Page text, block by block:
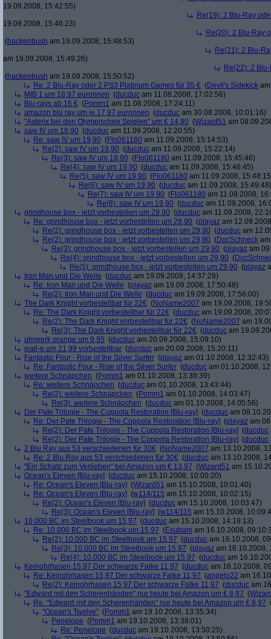
19.09.2008, 15:42:55)
Re(19): 2 Blu-Ray
19.09.2008, 15:46:23)
Re(20): 2 Blu-Ray
(hackenbush am 19.09.2008, 15:48:53)
Re(21): 2 Blu-
am 19.09.2008, 15:49:26)
Re(22): 2
(hackenbush am 19.09.2008, 15:50:52)
Re: 2 Blu-Ray oder 2 PS3 Platinum Games für 35 € (Devil's Sidekick
MIB 1 um 18,97 euronnen (ducduc am 11.08.2008, 17:02:56)
Blu-rays ab 16 € (Pomm1 am 11.08.2008, 17:24:11)
amazon blu ray um je 17,97 euronnen (ducduc am 30.08.2008, 10:01:16)
"Asterix bei den Olympischen Spielen" um € 14,90 (Wizard51 am
saw IV um 19,90 (ducduc am 11.09.2008, 12:20:55)
Re: saw IV um 19,90 (Flo061180 am 11.09.2008, 15:14:53)
Re(2): saw IV um 19,90 (ducduc am 11.09.2008, 15:22:14)
Re(3): saw IV um 19,90 (Flo061180 am 11.09.2008, 15:45:46)
Re(4): saw IV um 19,90 (ducduc am 11.09.2008, 15:46:45)
Re(5): saw IV um 19,90 (Flo061180 am 11.09.2008,
Re(6): saw IV um 19,90 (ducduc am 11.09.2008, 15:49:48)
Re(7): saw IV um 19,90 (Flo061180 am 11.09.2008,
Re(8): saw IV um 19,90 (ducduc am 11.09.2008,
grindhouse box - jetzt vorbestellen um 29,90 (ducduc am 11.09.2008,
Re: grindhouse box - jetzt vorbestellen um 29,90 (playaz am
Re(2): grindhouse box - jetzt vorbestellen um 29,90 (ducduc am
Re(2): grindhouse box - jetzt vorbestellen um 29,90 (DocSchneck
Re(3): grindhouse box - jetzt vorbestellen um 29,90 (playaz am
Re(4): grindhouse box - jetzt vorbestellen um 29,90 (
Re(5): grindhouse box - jetzt vorbestellen um 29,90 (playaz
Iron Man und Die Welle (ducduc am 19.09.2008, 14:37:28)
Re: Iron Man und Die Welle (playaz am 19.09.2008, 17:50:48)
Re(2): Iron Man und Die Welle (ducduc am 19.09.2008, 17:56:00)
The Dark Knight vorbestellbar für 22€ (NoName2007 am 19.09.2008,
Re: The Dark Knight vorbestellbar für 22€ (ducduc am 19.09.2008,
Re(2): The Dark Knight vorbestellbar für 22€ (NoName2007 am
Re(3): The Dark Knight vorbestellbar für 22€ (ducduc am
uhrwerk orange um 9,95 (ducduc am 20.09.2008, 15:09:10)
wall-e um 21,99 vorbestellbar (ducduc am 20.09.2008, 15:20:11)
Fantastic Four - Rise of the Silver Surfer (playaz am 01.10.2008, 12:32:43)
Re: Fantastic Four - Rise of the Silver Surfer (ducduc am 01.10.2008,
weitere Schnäpchen (Pomm1 am 01.10.2008, 13:39:39)
Re: weitere Schnäpchen (ducduc am 01.10.2008, 13:43:44)
Re(2): weitere Schnäpchen (Pomm1 am 01.10.2008, 14:03:47)
Re(3): weitere Schnäpchen (ducduc am 01.10.2008, 14:05:56)
Der Pate Trilogie - The Coppola Restoration [Blu-ray] (ducduc am
Re: Der Pate Trilogie - The Coppola Restoration [Blu-ray] (playaz am
Re(2): Der Pate Trilogie - The Coppola Restoration [Blu-ray] (ducduc
Re(2): Der Pate Trilogie - The Coppola Restoration [Blu-ray] (ducduc
2 Blu Ray aus 53 verschiedenen für 30€ (NoName2007 am 13.10.2008,
Re: 2 Blu Ray aus 53 verschiedenen für 30€ (ducduc am 13.10.2008,
"Ein Schatz zum Verlieben" bei Amazon um € 13,97 (Wizard51 am
Ocean's Eleven [Blu-ray] (ducduc am 15.10.2008, 10:00:20)
Re: Ocean's Eleven [Blu-ray] (Wizard51 am 15.10.2008, 10:01:40)
Re: Ocean's Eleven [Blu-ray] (w114/115 am 15.10.2008, 10:02:15)
Re(2): Ocean's Eleven [Blu-ray] (ducduc am 15.10.2008, 10:03:47)
Re(3): Ocean's Eleven [Blu-ray] (w114/115 am 15.10.2008,
10.000 BC im Steelbook um 15,97 (ducduc am 15.10.2008, 14:19:13)
Re: 10.000 BC im Steelbook um 15,97 (Esubam am 16.10.2008,
Re(2): 10.000 BC im Steelbook um 15,97 (ducduc am 16.10.2008,
Re(3): 10.000 BC im Steelbook um 15,97 (playaz am 16.10.2008,
Re(4): 10.000 BC im Steelbook um 15,97 (ducduc am
Keinohrhasen 15,97 Der schwarze Falke 11,97 (ducduc am 16.10.2008,
Re: Keinohrhasen 15,97 Der schwarze Falke 11,97 (angelo22 am
Re(2): Keinohrhasen 15,97 Der schwarze Falke 11,97 (ducduc am
"Edward mit den Scherenhänden" nur heute bei Amazon um € 8,97 (
Re: "Edward mit den Scherenhänden" nur heute bei Amazon um € 8,97
"Ocean's Twelve" (Pomm1 am 19.10.2008, 13:35:34)
Penelope (Pomm1 am 19.10.2008, 13:38:01)
Re: Penelope (ducduc am 19.10.2008, 13:50:25)